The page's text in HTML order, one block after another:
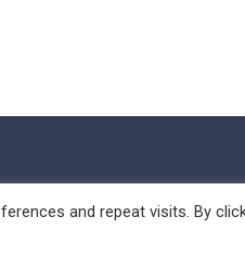
and repeat visits. By